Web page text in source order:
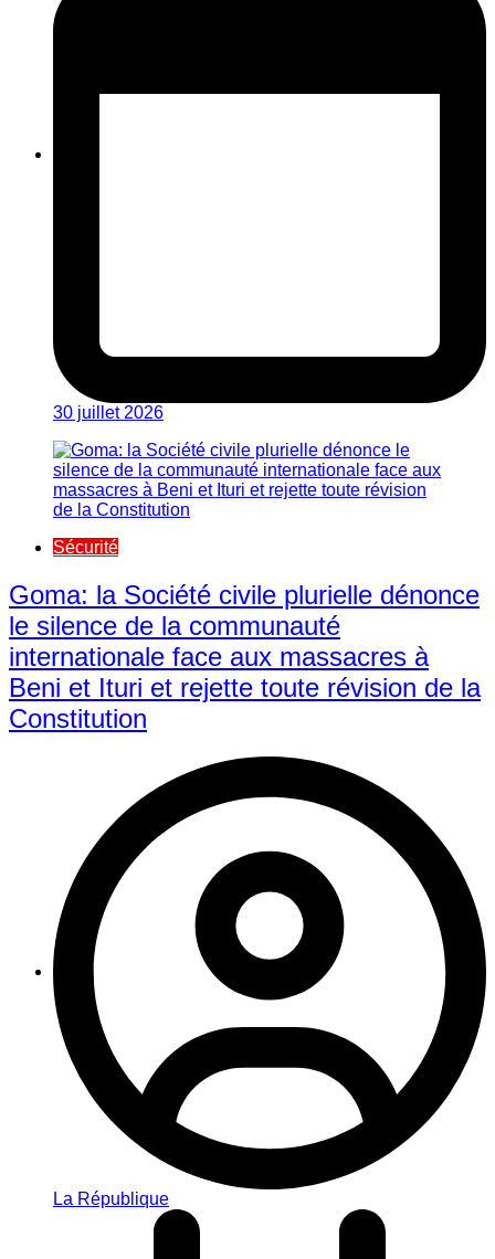
30 juillet 2026
Sécurité
Goma: la Société civile plurielle dénonce
le silence de la communauté
internationale face aux massacres à
Beni et Ituri et rejette toute révision de la
Constitution
La République